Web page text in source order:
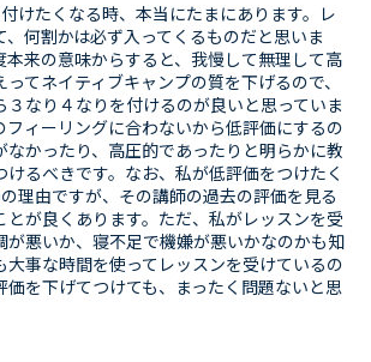
けたくなる時、本当にたまにあります。レ
、何割かは必ず入ってくるものだと思いま
本来の意味からすると、我慢して無理して高
てネイティブキャンプの質を下げるので、
なり４なりを付けるのが良いと思っていま
フィーリングに合わないから低評価にするの
なかったり、高圧的であったりと明らかに教
けるべきです。なお、私が低評価をつけたく
理由ですが、その講師の過去の評価を見る
とが良くあります。ただ、私がレッスンを受
が悪いか、寝不足で機嫌が悪いかなのかも知
大事な時間を使ってレッスンを受けているの
価を下げてつけても、まったく問題ないと思